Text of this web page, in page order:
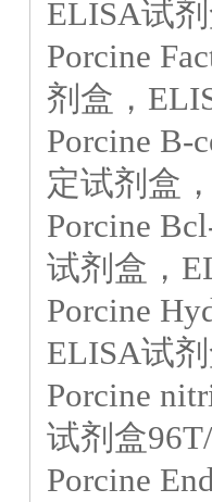
ELISA试
Porcine
剂盒，
Porcine B-
定试剂盒
Porcine
试剂盒，
Porcine
ELISA试
Porcine
试剂盒
Porcine